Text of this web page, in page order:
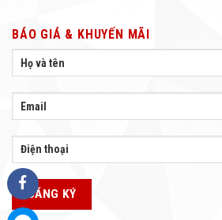
BÁO GIÁ & KHUYẾN MÃI